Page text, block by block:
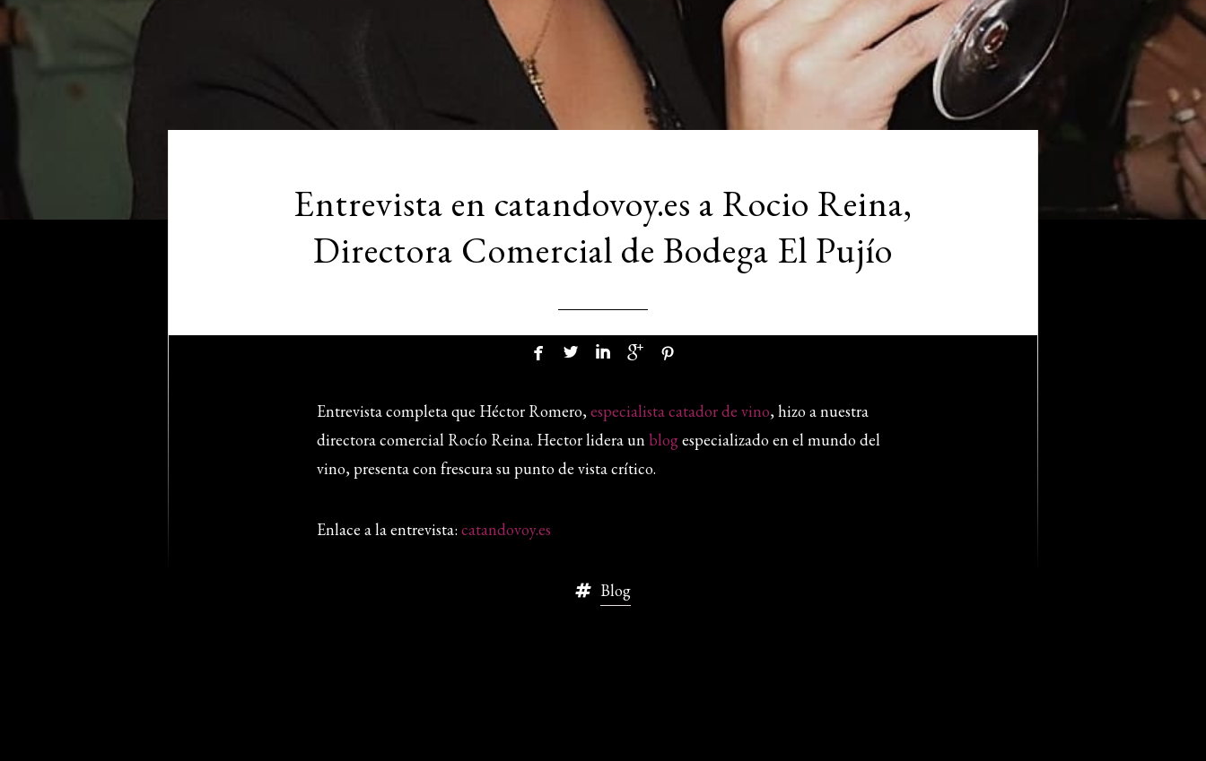
Entrevista en catandovoy.es a Rocio Reina,
Directora Comercial de Bodega El Pujío
    
Entrevista completa que Héctor Romero,especialista catador de vino, hizo a nuestra
directora comercial Rocío Reina. Hector lidera unblogespecializado en el mundo del
vino, presenta con frescura su punto de vista crítico.
Enlace a la entrevista: catandovoy.es
Blog